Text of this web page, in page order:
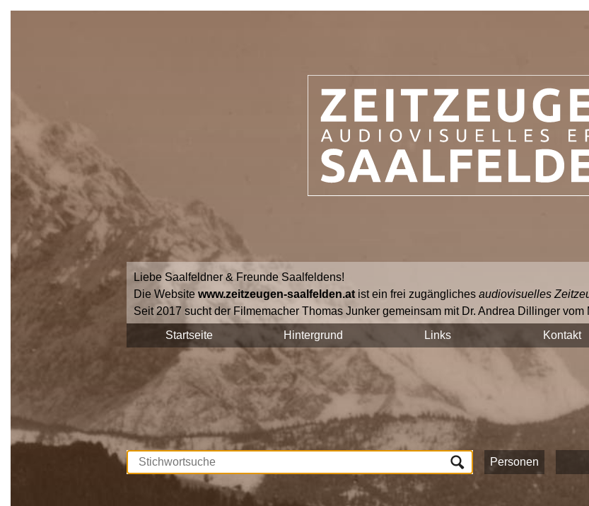
Liebe Saalfeldner & Freunde Saalfeldens!
Die Websitewww.zeitzeugen-saalfelden.at ist ein frei zugänglichesaudiovisuelles
Seit 2017 sucht der Filmemacher Thomas Junker gemeinsam mit Dr. Andrea Dillinger
Stadtgemeinde Saalfelden Zeitzeugen auf hält ihre Geschichten und Erinnerungen mit der
Diese Interviews werden Stück für Stück auf dieser Seite veröffentlicht und sind nach
durchsuchbar.
Unterstützt werden die Dreharbeiten und das Onlineportale vom Museum Schloss Ritzen
Europäischen Union. Mit dieser Sammlung von Zeitzeugeninterviews wird das kulturelle
lebendig gehalten, sprich die Geschichte Saalfeldens.
Wir bedanken uns bei allen Beteiligten, die zur Umsetzung dieses Projektes beigetragen
Startseite Hintergrund Links Kontakt
Personen